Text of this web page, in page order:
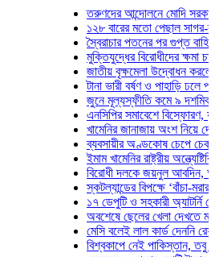
তরুণদের আন্দোলনে মোদি সরকার
১২৮ বারের মতো পেছাল সাগর-রুনি
স্বৈরাচার পতনের পর গুপ্ত বাহিনীর
মুক্তিযুদ্ধের বিরোধীদের ক্ষমা চাইতে
জাতীয় বৃক্ষমেলা উদ্বোধন করলেন
টানা ভারী বর্ষণ ও পাহাড়ি ঢলে
জুনে মূল্যস্ফীতি কমে ৯ দশমিক ১৬
এনসিপির সমাবেশে বিস্ফোরণ,
খামেনির জানাজায় অংশ নিয়ে দেশে
ব্যবসায়ীর অণ্ডকোষ চেপে চেক-
ইমাম খামেনির রাষ্ট্রীয়
বিরোধী দলকে জয়নুল আবদিন,
স্কটল্যান্ডের বিপক্ষে ‘বাঁচা-মরার
১৭ ডেপুটি ও সহকারী অ্যাটর্নি
অবশেষে ছেলের খেলা দেখতে মাঠে
মেসি বলেই লাল কার্ড দেননি রেফারি!
বিশ্বকাপে নেই পাকিস্তান, তবু